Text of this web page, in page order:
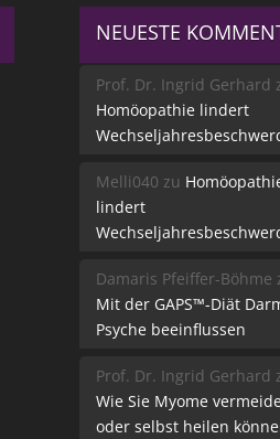
NEUESTE
Prof. Dr. Ingrid Gerhard
Homöopathie lindert
Melli040 zu
lindert
Damaris Pfeiffer-Böhme
Mit der GAPS™-Diät
Psyche beeinflussen
Prof. Dr. Ingrid Gerhard
Wie Sie Myome
oder selbst heilen